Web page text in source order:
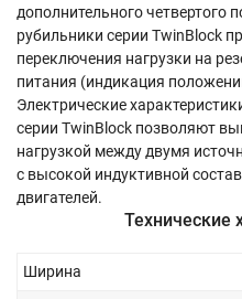
дополнительного четвертого
рубильники серии TwinBlock
переключения нагрузки на
питания (индикация
Электрические
серии TwinBlock позволяют
нагрузкой между двумя
с высокой индуктивной
двигателей.
Технические
Ширина